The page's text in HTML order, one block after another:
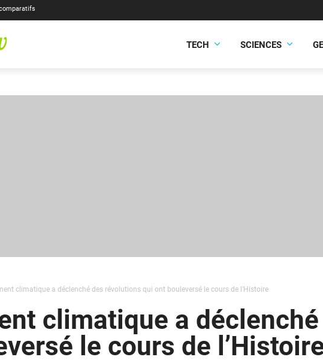
TECH SCIENCES
climatique a déclenché des révolutions qui ont bouleversé le cours de l’Histoire
climatique a
le cours de